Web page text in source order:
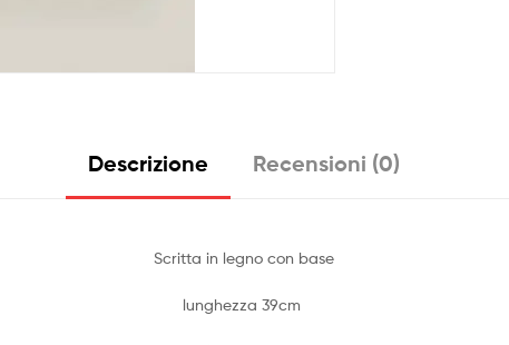
Descrizione Recensioni (0)
Scritta in legno con base
lunghezza 39cm